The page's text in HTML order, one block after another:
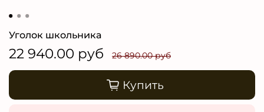
Уголок школьника
22 940.00 руб 26 890.00 руб
Купить